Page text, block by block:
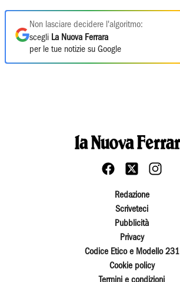
Non lasciare decidere l'algoritmo:
scegli La Nuova Ferrara
per le tue notizie su Google
Redazione
Scriveteci
Pubblicità
Privacy
Codice Etico e Modello 231
Cookie policy
Termini e condizioni